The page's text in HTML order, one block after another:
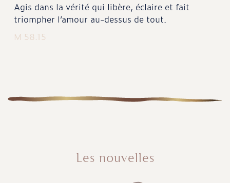
Agis dans la vérité qui libère, éclaire et fait
triompher l’amour au-dessus de tout.
M 58.15
Les nouvelles